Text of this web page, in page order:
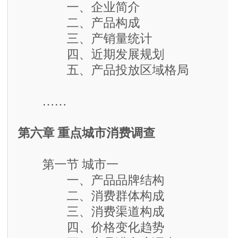
一、企业简介
二、产品构成
三、产销量统计
四、近期发展规划
五、产品投放区域格局
……
第六章 重点城市消费调查
第一节 城市一
一、产品品牌结构
二、消费群体构成
三、消费渠道构成
四、价格变化趋势